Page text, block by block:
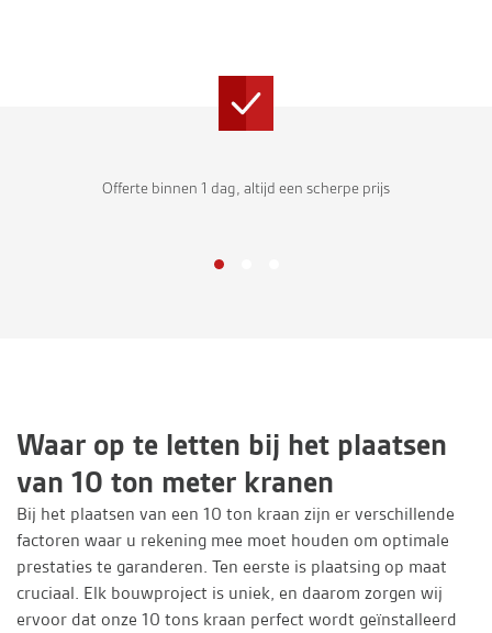
Offerte binnen 1 dag, altijd een scherpe prijs
Waar op te letten bij het plaatsen
van 10 ton meter kranen
Bij het plaatsen van een 10 ton kraan zijn er verschillende
factoren waar u rekening mee moet houden om optimale
prestaties te garanderen. Ten eerste is plaatsing op maat
cruciaal. Elk bouwproject is uniek, en daarom zorgen wij
ervoor dat onze 10 tons kraan perfect wordt geïnstalleerd